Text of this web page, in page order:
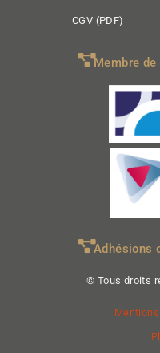
CGV (PDF)
Membre de
Adhésions
© Tous droits